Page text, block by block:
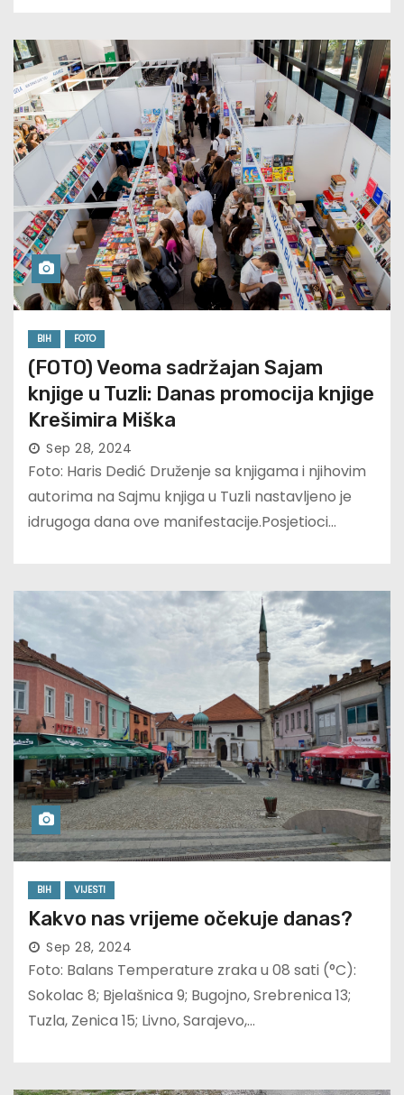
BIH FOTO
(FOTO) Veoma sadržajan Sajam
knjige u Tuzli: Danas promocija knjige
Krešimira Miška
Sep 28, 2024
Foto: Haris Dedić Druženje sa knjigama i njihovim
autorima na Sajmu knjiga u Tuzli nastavljeno je
idrugoga dana ove manifestacije.Posjetioci…
BIH VIJESTI
Kakvo nas vrijeme očekuje danas?
Sep 28, 2024
Foto: Balans Temperature zraka u 08 sati (°C):
Sokolac 8; Bjelašnica 9; Bugojno, Srebrenica 13;
Tuzla, Zenica 15; Livno, Sarajevo,…